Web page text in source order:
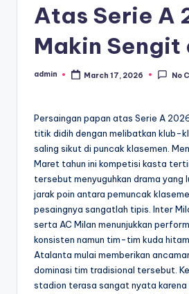
Atas Serie A
Makin
Posted
admin March 17, 2026 No
Persaingan papan atas Serie A
titik didih dengan melibatkan klub-
saling sikut di puncak klasemen.
Maret tahun ini kompetisi kasta
tersebut menyuguhkan drama yang
jarak poin antara pemuncak
pesaingnya sangatlah tipis. Inter
serta AC Milan menunjukkan
konsisten namun tim-tim kuda
Atalanta mulai memberikan
dominasi tim tradisional tersebut.
stadion terasa sangat nyata